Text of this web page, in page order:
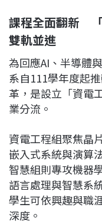
課程全面翻新 「
雙軌並進
為回應AI、半導體
系自111學年度起
革，是設立「資電
業分流。
資電工程組聚焦晶
嵌入式系統與演算
智慧組則專攻機器
語言處理與智慧系
學生可依興趣與職
深度。